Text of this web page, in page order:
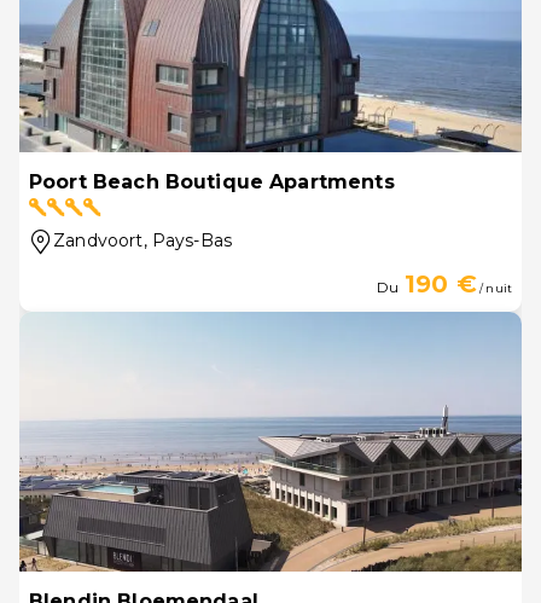
Poort Beach Boutique Apartments
Zandvoort, Pays-Bas
Du 190 €/ nuit